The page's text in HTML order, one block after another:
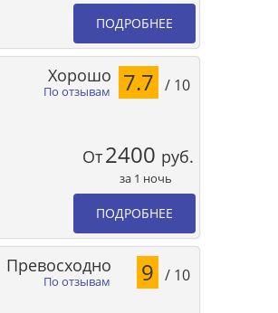
ПОДРОБНЕЕ
По отзывам
Хорошо 7.7 / 10
От2400 руб.
за 1 ночь
ПОДРОБНЕЕ
По отзывам
Превосходно 9 / 10